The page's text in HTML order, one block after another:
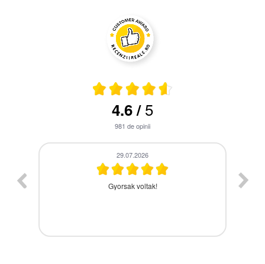
4.6/5
981 de opinii
29.07.2026
Gyorsak voltak!